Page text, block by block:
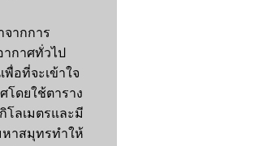
จากการ
กาศทั่วไป
อที่จะเข้าใจ
ดยใช้ตาราง
โลเมตรและมี
หาสมุทรทำให้